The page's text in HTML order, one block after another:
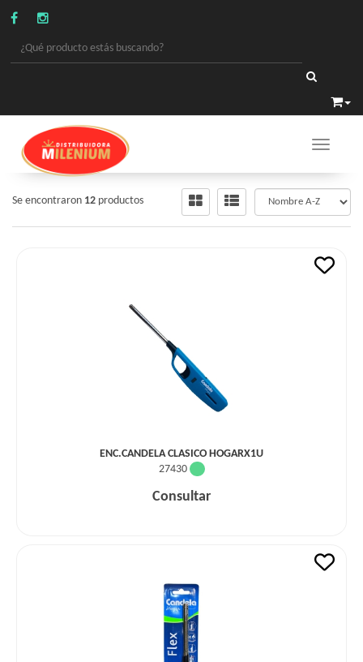
Toggle
VARIOS
ENCENDEDORES
Se encontraron 12 productos
ENC.CANDELA CLASICO HOGARX1U
27430
Consultar